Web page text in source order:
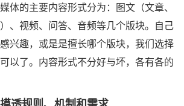
的主要内容形式分为：图文（文章、
、视频、问答、音频等几个版块。自己
兴趣，或是是擅长哪个版块，我们选择
以了。内容形式不分好与坏，各有各的